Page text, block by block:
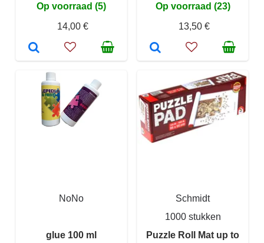
Op voorraad (5)
14,00 €
Op voorraad (23)
13,50 €
NoNo
glue 100 ml
Schmidt
1000 stukken
Puzzle Roll Mat up to